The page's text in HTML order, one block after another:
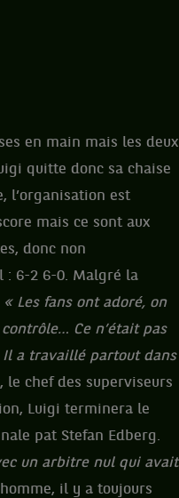
en main mais les deux
quitte donc sa chaise
l’organisation est
mais ce sont aux
donc non
: 6-2 6-0. Malgré la
« Les fans ont adoré, on
Ce n’était pas
a travaillé partout dans
chef des superviseurs
Luigi terminera le
pat Stefan Edberg.
un arbitre nul qui avait
homme, il y a toujours